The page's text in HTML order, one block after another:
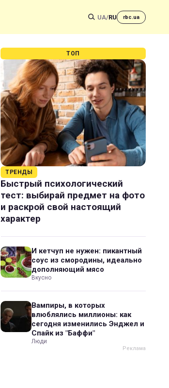
UA/RU rbc.ua
ТОП
ТРЕНДЫ
Быстрый психологический
тест: выбирай предмет на фото
и раскрой свой настоящий
характер
И кетчуп не нужен: пикантный
соус из смородины, идеально
дополняющий мясо
Вкусно
Вампиры, в которых
влюблялись миллионы: как
сегодня изменились Энджел и
Спайк из "Баффи"
Люди